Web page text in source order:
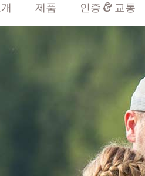
제품 인증 & 교통